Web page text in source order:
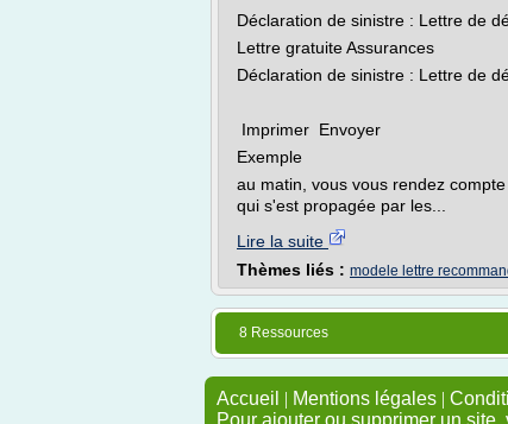
Déclaration de sinistre : Lettre de
Lettre gratuite Assurances
Déclaration de sinistre : Lettre de
Imprimer Envoyer
Exemple
au matin, vous vous rendez
qui s'est propagée par les...
Lire la suite
Thèmes liés : modele lettre
8 Ressources
Accueil | Mentions légales |
Pour ajouter ou supprimer un